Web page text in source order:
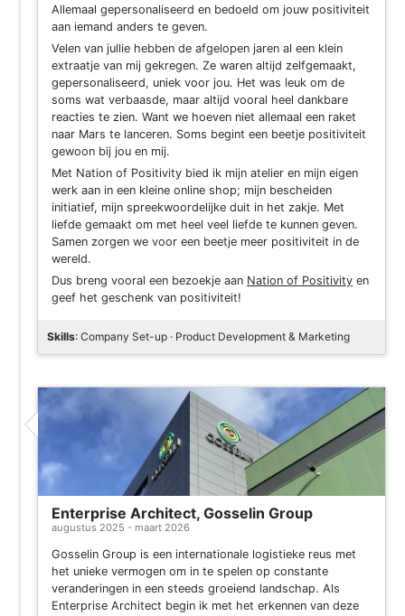
Allemaal gepersonaliseerd en bedoeld om jouw positiviteit
aan iemand anders te geven.
Velen van jullie hebben de afgelopen jaren al een klein
extraatje van mij gekregen. Ze waren altijd zelfgemaakt,
gepersonaliseerd, uniek voor jou. Het was leuk om de
soms wat verbaasde, maar altijd vooral heel dankbare
reacties te zien. Want we hoeven niet allemaal een raket
naar Mars te lanceren. Soms begint een beetje positiviteit
gewoon bij jou en mij.
Met Nation of Positivity bied ik mijn atelier en mijn eigen
werk aan in een kleine online shop; mijn bescheiden
initiatief, mijn spreekwoordelijke duit in het zakje. Met
liefde gemaakt om met heel veel liefde te kunnen geven.
Samen zorgen we voor een beetje meer positiviteit in de
wereld.
Dus breng vooral een bezoekje aan Nation of Positivity en
geef het geschenk van positiviteit!
Skills: Company Set-up · Product Development & Marketing
Enterprise Architect, Gosselin Group
augustus 2025 - maart 2026
Gosselin Group is een internationale logistieke reus met
het unieke vermogen om in te spelen op constante
veranderingen in een steeds groeiend landschap. Als
Enterprise Architect begin ik met het erkennen van deze